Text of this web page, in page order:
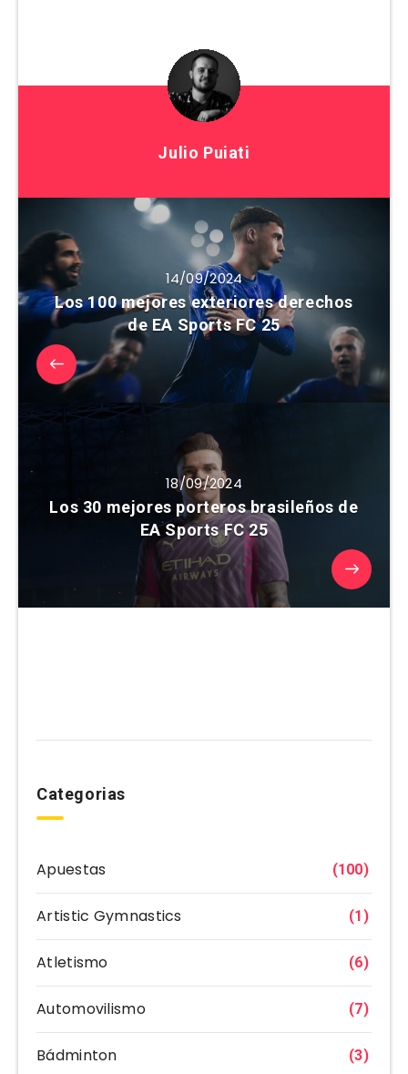
Julio Puiati
14/09/2024
Los 100 mejores exteriores derechos
de EA Sports FC 25
18/09/2024
Los 30 mejores porteros brasileños de
EA Sports FC 25
Categorias
Apuestas (100)
Artistic Gymnastics (1)
Atletismo (6)
Automovilismo (7)
Bádminton (3)